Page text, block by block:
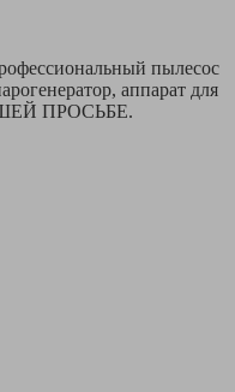
пылесос
аппарат для
ПРОСЬБЕ.